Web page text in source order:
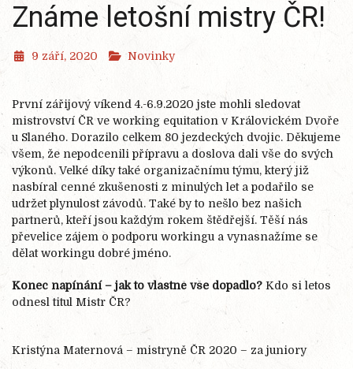
Známe letošní mistry ČR!
9 září, 2020 Novinky
První zářijový víkend 4.-6.9.2020 jste mohli sledovat
mistrovství ČR ve working equitation v Královickém Dvoře
u Slaného. Dorazilo celkem 80 jezdeckých dvojic. Děkujeme
všem, že nepodcenili přípravu a doslova dali vše do svých
výkonů. Velké díky také organizačnímu týmu, který již
nasbíral cenné zkušenosti z minulých let a podařilo se
udržet plynulost závodů. Také by to nešlo bez našich
partnerů, kteří jsou každým rokem štědřejší. Těší nás
převelice zájem o podporu workingu a vynasnažíme se
dělat workingu dobré jméno.
Konec napínání – jak to vlastně vše dopadlo? Kdo si letos
odnesl titul Mistr ČR?
Kristýna Maternová – mistryně ČR 2020 – za juniory